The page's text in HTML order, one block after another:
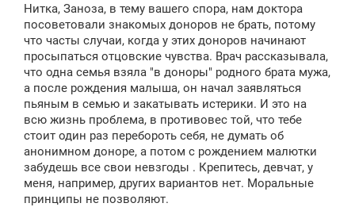
Нитка, Заноза, в тему вашего спора, нам доктора
посоветовали знакомых доноров не брать, потому
что часты случаи, когда у этих доноров начинают
просыпаться отцовские чувства. Врач рассказывала,
что одна семья взяла "в доноры" родного брата мужа,
а после рождения малыша, он начал заявляться
пьяным в семью и закатывать истерики. И это на
всю жизнь проблема, в противовес той, что тебе
стоит один раз перебороть себя, не думать об
анонимном доноре, а потом с рождением малютки
забудешь все свои невзгоды . Крепитесь, девчат, у
меня, например, других вариантов нет. Моральные
принципы не позволяют.